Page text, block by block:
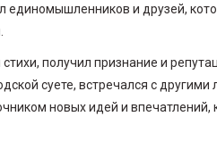
и друзей,
получил признание и
суете, встречался с
новых идей и